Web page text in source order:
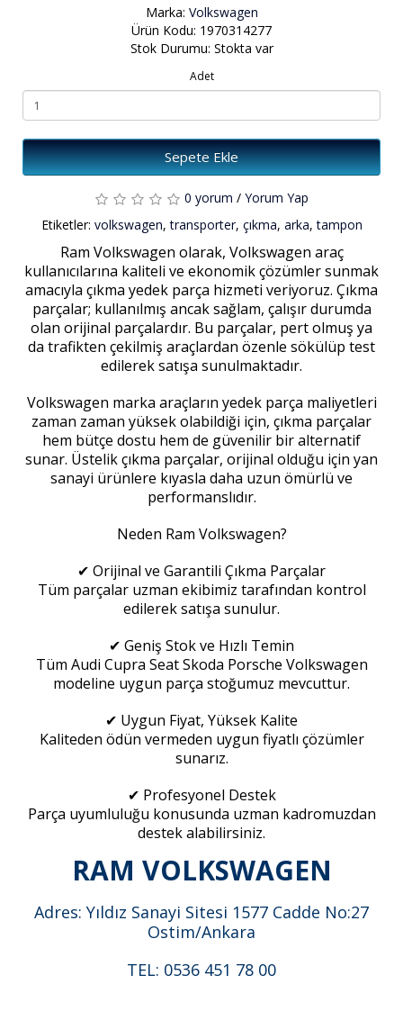
Marka: Volkswagen
Ürün Kodu: 1970314277
Stok Durumu: Stokta var
Adet
Sepete Ekle
0 yorum / Yorum Yap
Etiketler: volkswagen,transporter, çıkma, arka,tampon
Ram Volkswagen olarak, Volkswagen araç
kullanıcılarına kaliteli ve ekonomik çözümler sunmak
amacıyla çıkma yedek parça hizmeti veriyoruz. Çıkma
parçalar; kullanılmış ancak sağlam, çalışır durumda
olan orijinal parçalardır. Bu parçalar, pert olmuş ya
da trafikten çekilmiş araçlardan özenle sökülüp test
edilerek satışa sunulmaktadır.
Volkswagen marka araçların yedek parça maliyetleri
zaman zaman yüksek olabildiği için, çıkma parçalar
hem bütçe dostu hem de güvenilir bir alternatif
sunar. Üstelik çıkma parçalar, orijinal olduğu için yan
sanayi ürünlere kıyasla daha uzun ömürlü ve
performanslıdır.
Neden Ram Volkswagen?
✔ Orijinal ve Garantili Çıkma Parçalar
Tüm parçalar uzman ekibimiz tarafından kontrol
edilerek satışa sunulur.
✔ Geniş Stok ve Hızlı Temin
Tüm Audi Cupra Seat Skoda Porsche Volkswagen
modeline uygun parça stoğumuz mevcuttur.
✔ Uygun Fiyat, Yüksek Kalite
Kaliteden ödün vermeden uygun fiyatlı çözümler
sunarız.
✔ Profesyonel Destek
Parça uyumluluğu konusunda uzman kadromuzdan
destek alabilirsiniz.
RAM VOLKSWAGEN
Adres: Yıldız Sanayi Sitesi 1577 Cadde No:27
Ostim/Ankara
TEL: 0536 451 78 00